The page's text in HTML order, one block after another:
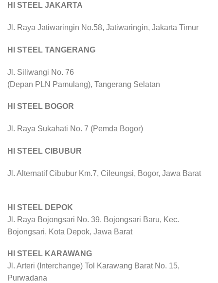
HI STEEL JAKARTA
Jl. Raya Jatiwaringin No.58, Jatiwaringin, Jakarta Timur
HI STEEL TANGERANG
Jl. Siliwangi No. 76
(Depan PLN Pamulang), Tangerang Selatan
HI STEEL BOGOR
Jl. Raya Sukahati No. 7 (Pemda Bogor)
HI STEEL CIBUBUR
Jl. Alternatif Cibubur Km.7, Cileungsi, Bogor, Jawa Barat
HI STEEL DEPOK
Jl. Raya Bojongsari No. 39, Bojongsari Baru, Kec.
Bojongsari, Kota Depok, Jawa Barat
HI STEEL KARAWANG
Jl. Arteri (Interchange) Tol Karawang Barat No. 15,
Purwadana